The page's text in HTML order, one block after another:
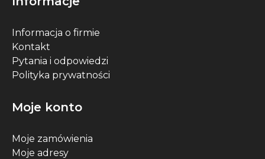
Informacja o firmie
Kontakt
Pytania i odpowiedzi
Polityka prywatności
Moje konto
Moje zamówienia
Moje adresy